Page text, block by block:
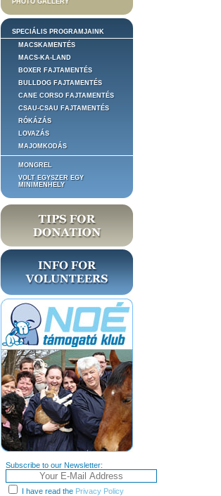
PHOTO GALLERY
SPECIÁLIS PROGRAMJAINK
MACSKAMENTÉS
MACS-KA-LAND
BOXER FAJTAMENTÉS
BULLDOG FAJTAMENTÉS
CANE CORSO FAJTAMENTÉS
CSAU-CSAU FAJTAMENTÉS
RÓKÁZÁS
LOVAZÁS
MAJOMKODÁS
MONGREL
VOLT EGYSZER EGY
MINIMENHELY
Subscribe to our Newsletter:
I have read the Privacy Policy